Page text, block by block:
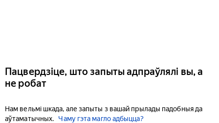
Пацвердзіце, што запыты адпраўлялі вы, а
не робат
Нам вельмі шкада, але запыты з вашай прылады падобныя да
аўтаматычных.
Чаму гэта магло адбыцца?